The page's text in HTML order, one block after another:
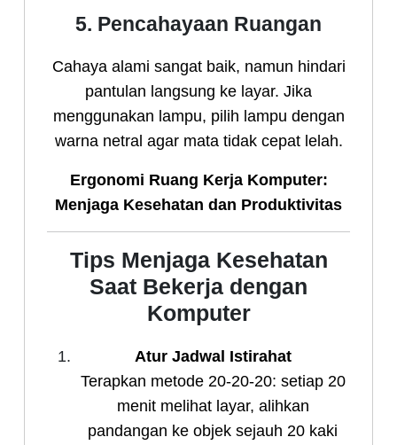
5. Pencahayaan Ruangan
Cahaya alami sangat baik, namun hindari
pantulan langsung ke layar. Jika
menggunakan lampu, pilih lampu dengan
warna netral agar mata tidak cepat lelah.
Ergonomi Ruang Kerja Komputer:
Menjaga Kesehatan dan Produktivitas
Tips Menjaga Kesehatan
Saat Bekerja dengan
Komputer
Atur Jadwal Istirahat
Terapkan metode 20-20-20: setiap 20
menit melihat layar, alihkan
pandangan ke objek sejauh 20 kaki